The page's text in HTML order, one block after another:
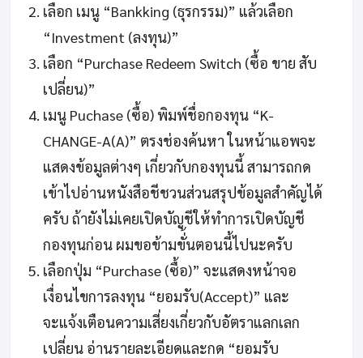
เลือก เมนู “Bankking (ธุรกรรม)” แล้วเลือก
“Investment (ลงทุน)”
เลือก “Purchase Redeem Switch (ซื้อ ขาย สับ
เปลี่ยน)”
เมนู Puchase (ซื้อ) พิมพ์ชื่อกองทุน “K-
CHANGE-A(A)” ตรงช่องค้นหา ในหน้าแอพจะ
แสดงข้อมูลต่างๆ เกี่ยวกับกองทุนนี้ สามารถกด
เข้าไปอ่านหนังสือชีชวนส่วนสรุปข้อมูลสำคัญได้
ครับ ถ้ายังไม่เคยเปิดบัญชีให้ทำการเปิดบัญชี
กองทุนก่อน ผมขอข้ามขั่้นตอนนี้ไปนะครับ
เลือกปุ่ม “Purchase (ซื้อ)” จะแสดงหน้าจอ
เงื่อนไขการลงทุน “ยอมรับ(Accept)” และ
จะแจ้งเตือนความเสี่ยงเกี่ยวกับอัตราแลกเลก
เปลี่ยน อ่านรายละเอียดและกด “ยอมรับ